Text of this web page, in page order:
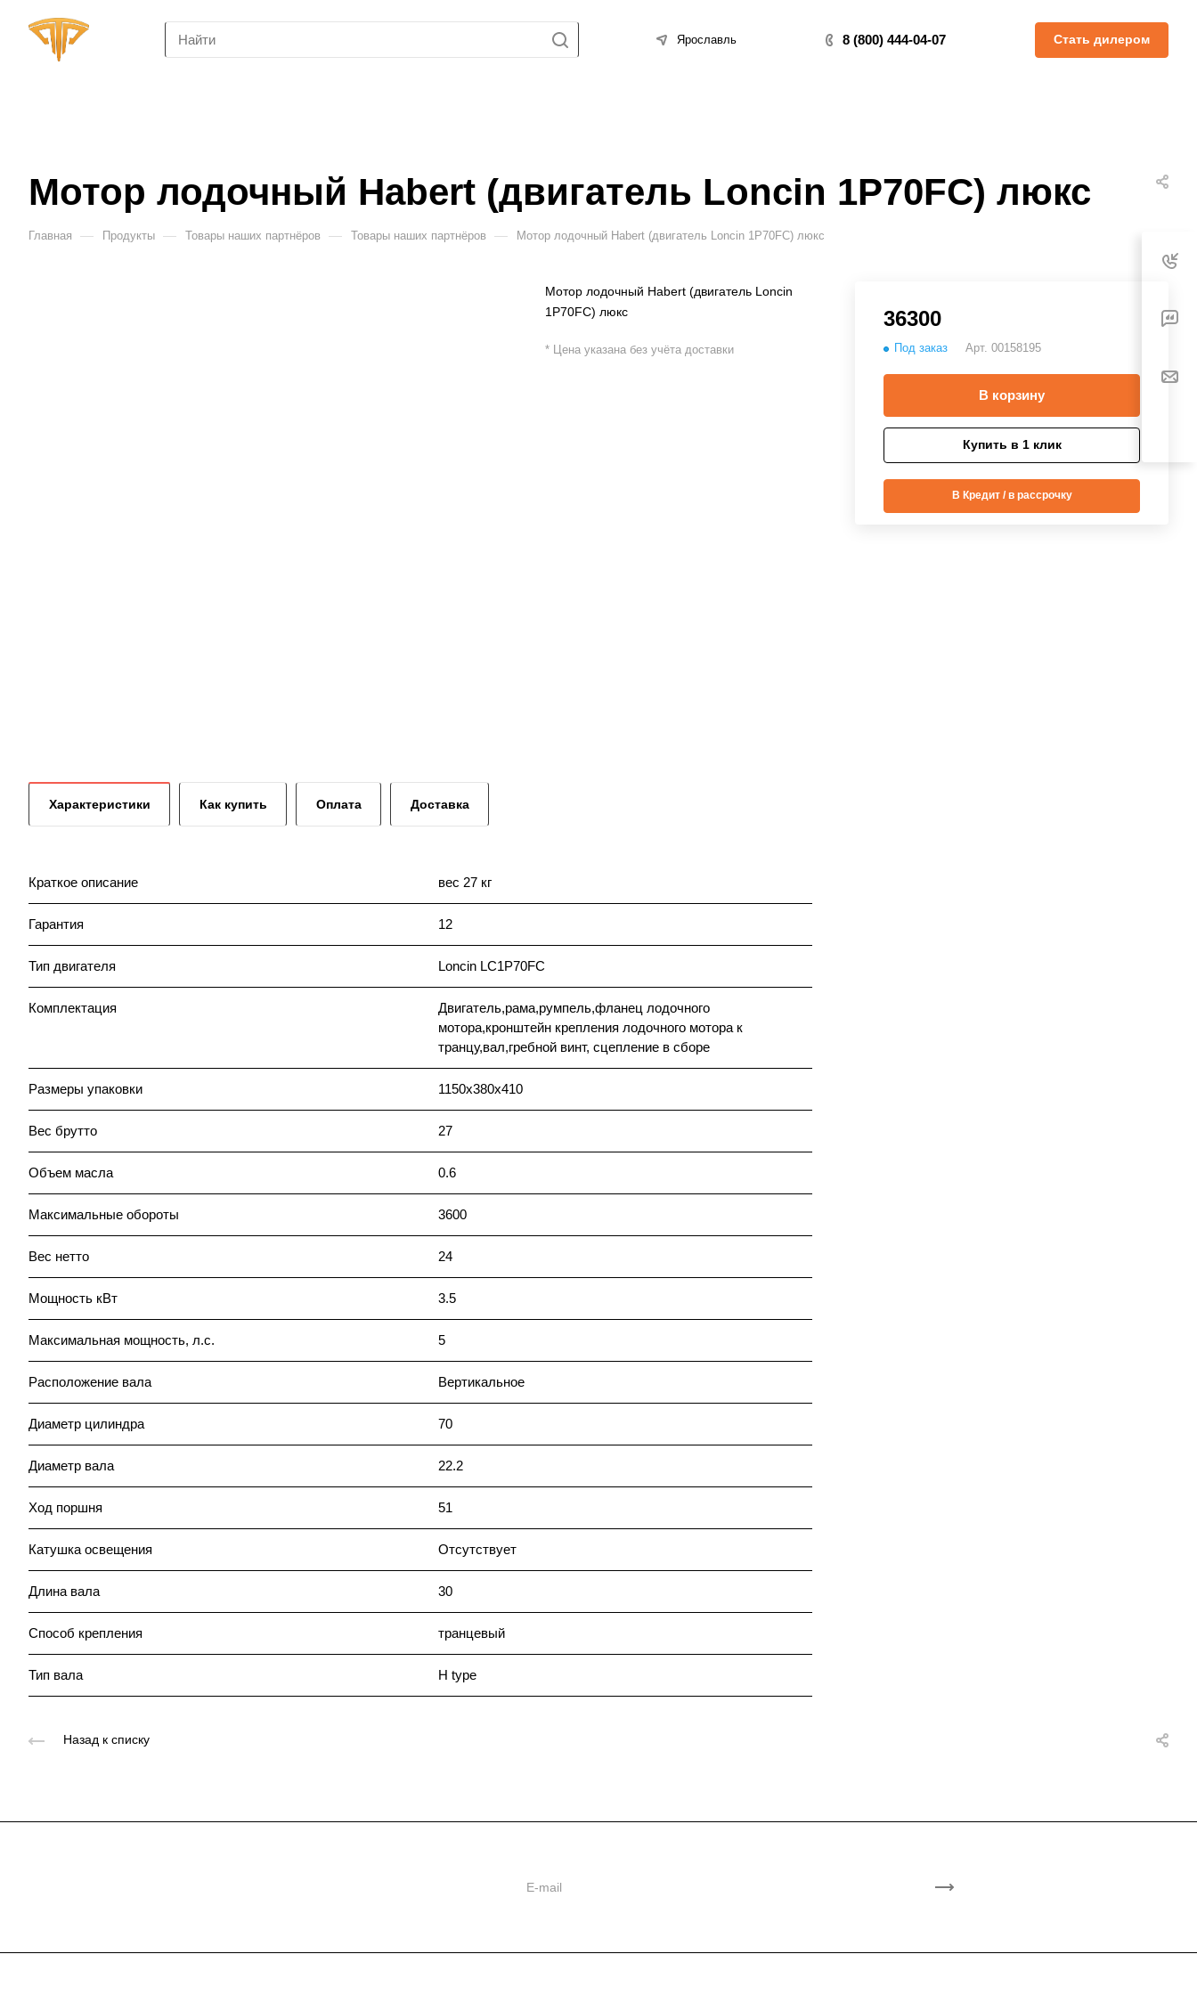
Ярославль 8 (800) 444-04-07 Стать дилером
Мотор лодочный Habert (двигатель Loncin 1P70FC) люкс
Главная — Продукты — Товары наших партнёров — Товары наших партнёров — Мотор лодочный Habert (двигатель Loncin 1P70FC) люкс
36300
Под заказ Арт. 00158195
В корзину
Купить в 1 клик
В Кредит / в рассрочку
Мотор лодочный Habert (двигатель Loncin
1P70FC) люкс
* Цена указана без учёта доставки
Характеристики Как купить Оплата Доставка
Краткое описание вес 27 кг
Гарантия 12
Тип двигателя Loncin LC1P70FC
Комплектация
Двигатель,рама,румпель,фланец лодочного
мотора,кронштейн крепления лодочного мотора к
транцу,вал,гребной винт, сцепление в сборе
Размеры упаковки 1150х380х410
Вес брутто 27
Объем масла 0.6
Максимальные обороты 3600
Вес нетто 24
Мощность кВт 3.5
Максимальная мощность, л.с. 5
Расположение вала Вертикальное
Диаметр цилиндра 70
Диаметр вала 22.2
Ход поршня 51
Катушка освещения Отсутствует
Длина вала 30
Способ крепления транцевый
Тип вала H type
Назад к списку